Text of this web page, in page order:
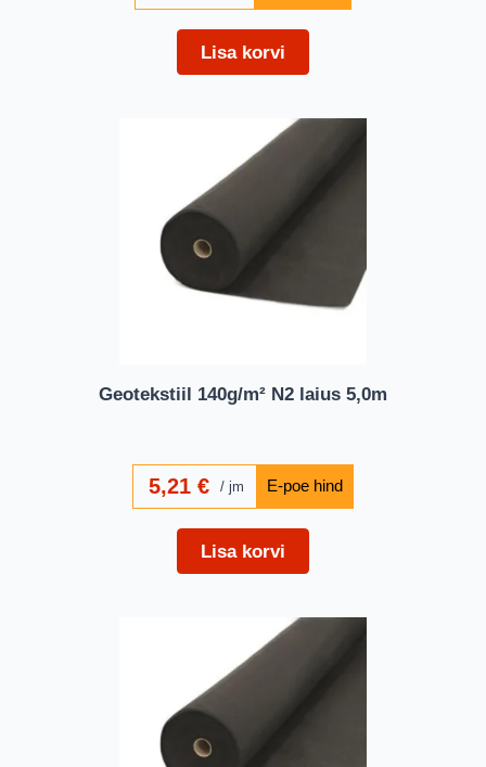
Lisa korvi
Geotekstiil 140g/m² N2 laius 5,0m
5,21 € jm
Lisa korvi